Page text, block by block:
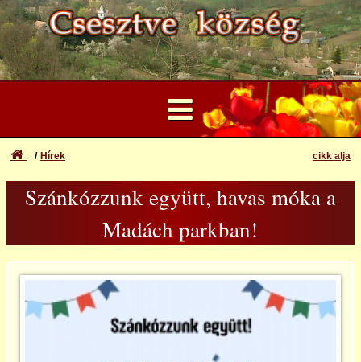
Nyitólap
Madách 200!
Hírek
Katasztrófavédelem
Archívum
Felhasználói Fiók
Bejelentkezés
Regisztráció
cikk alja
Hírek
Szánkózzunk együtt, havas móka a
Madách parkban!